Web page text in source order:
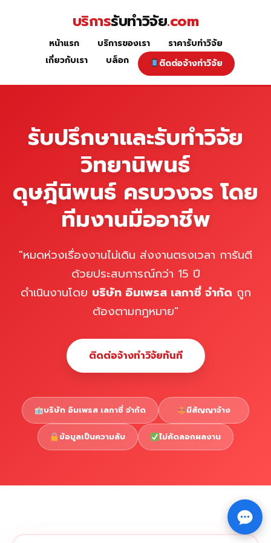
หน้าแรก
Copyright © 2026 รับทำวิจัย รับทำวิทยานิพนธ์ รับทำ⇧
บริการรับทำวิจัย.com
หน้าแรก บริการของเรา
ราคารับทำวิจัย
เกี่ยวกับเรา
บล็อก ติดต่อจ้างทำวิจัย
รับปรึกษาและรับทำวิจัย
วิทยานิพนธ์
ดุษฎีนิพนธ์ ครบวงจร โดย
ทีมงานมืออาชีพ
"หมดห่วงเรื่องงานไม่เดิน ส่งงานตรงเวลา การันตี
ด้วยประสบการณ์กว่า 15 ปี
ดำเนินงานโดย บริษัท อิมเพรส เลกาซี่ จำกัด ถูก
ต้องตามกฎหมาย"
ติดต่อจ้างทำวิจัยทันที
บริษัท อิมเพรส เลกาซี่ จำกัด มีสัญญาจ้าง
ข้อมูลเป็นความลับ ไม่คัดลอกผลงาน